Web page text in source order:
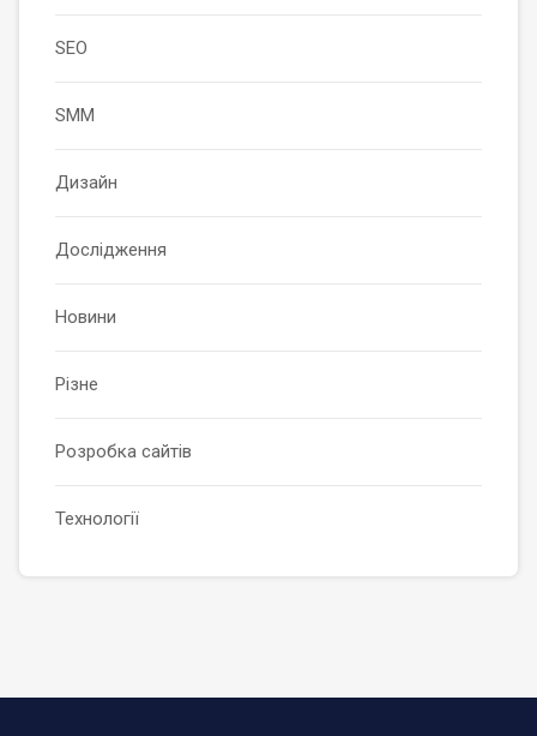
SEO
SMM
Дизайн
Дослідження
Новини
Різне
Розробка сайтів
Технології